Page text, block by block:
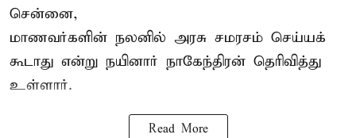
சென்னை,
மாணவர்களின் நலனில் அரசு சமரசம் செய்யக்
கூடாது என்று நயினார் நாகேந்திரன் தெரிவித்து
உள்ளார்.
Read More